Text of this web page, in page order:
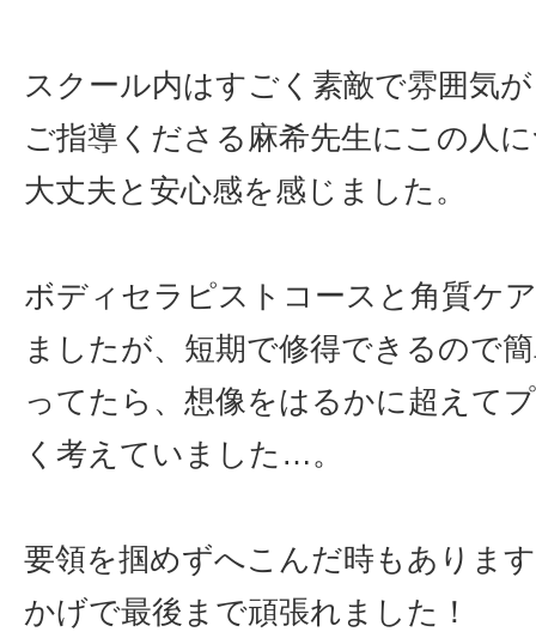
スクール内はすごく素敵で雰囲気
ご指導くださる麻希先生にこの人
大丈夫と安心感を感じました。
ボディセラピストコースと角質ケ
ましたが、短期で修得できるので
ってたら、想像をはるかに超えて
く考えていました…。
要領を掴めずへこんだ時もありま
かげで最後まで頑張れました！